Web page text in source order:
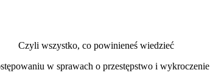
Czyli wszystko, co powinieneś wiedzieć
w sprawach o przestępstwo i wykroczenie